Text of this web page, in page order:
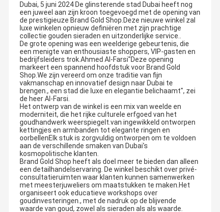
Dubai, 5 juni 2024 De glinsterende stad Dubai heeft nog
een juweel aan zijn kroon toegevoegd met de opening van
de prestigieuze Brand Gold Shop.Deze nieuwe winkel zal
luxe winkelen opnieuw definiëren met zijn prachtige
collectie gouden sieraden en uitzonderlijke service..
De grote opening was een weelderige gebeurtenis, die
een menigte van enthousiaste shoppers, VIP-gasten en
bedrijfsleiders trok.Ahmed Al-Farsi"Deze opening
markeert een spannend hoofdstuk voor Brand Gold
Shop.We zijn vereerd om onze traditie van fijn
vakmanschap en innovatief design naar Dubai te
brengen., een stad die luxe en elegantie belichaamt", zei
de heer Al-Farsi.
Het ontwerp van de winkel is een mix van weelde en
moderniteit, die het rijke culturele erfgoed van het
goudhandwerk weerspiegelt.van ingewikkeld ontworpen
kettingjes en armbanden tot elegante ringen en
oorbellenElk stuk is zorgvuldig ontworpen om te voldoen
aan de verschillende smaken van Dubai's
kosmopolitische klanten.
Brand Gold Shop heeft als doel meer te bieden dan alleen
een detailhandelservaring. De winkel beschikt over privé-
consultatieruimten waar klanten kunnen samenwerken
met meesterjuweliers om maatstukken te maken.Het
organiseert ook educatieve workshops over
goudinvesteringen., met de nadruk op de blijvende
waarde van goud, zowel als sieraden als als waarde.